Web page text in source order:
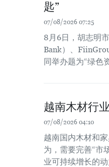
匙”
07/08/2026 07:25
8月6日，胡志明
Bank）、
同举办题为“绿色
越南木材行
07/08/2026 04:10
越南国内木材和
为，需要完善“市
业可持续增长的动